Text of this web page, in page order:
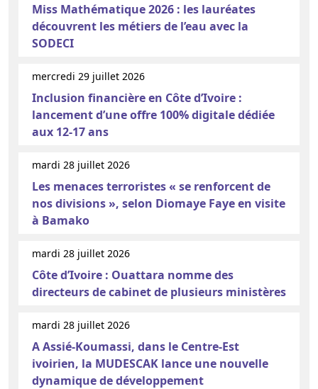
Miss Mathématique 2026 : les lauréates
découvrent les métiers de l’eau avec la
SODECI
mercredi 29 juillet 2026
Inclusion financière en Côte d’Ivoire :
lancement d’une offre 100% digitale dédiée
aux 12-17 ans
mardi 28 juillet 2026
Les menaces terroristes « se renforcent de
nos divisions », selon Diomaye Faye en visite
à Bamako
mardi 28 juillet 2026
Côte d’Ivoire : Ouattara nomme des
directeurs de cabinet de plusieurs ministères
mardi 28 juillet 2026
A Assié-Koumassi, dans le Centre-Est
ivoirien, la MUDESCAK lance une nouvelle
dynamique de développement